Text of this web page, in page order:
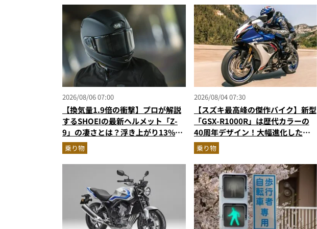
2026/08/06 07:00
【換気量1.9倍の衝撃】プロが解説
するSHOEIの最新ヘルメット「Z-
9」の凄さとは？浮き上がり13%減
で高速ライドも超快適な傑作フルフ
ェイス
乗り物
2026/08/04 07:30
【スズキ最高峰の傑作バイク】新型
「GSX-R1000R」は歴代カラーの
40周年デザイン！大幅進化した至
高のスーパースポーツを乗り物ライ
ターが解説
乗り物